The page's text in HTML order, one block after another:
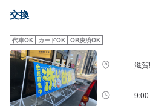
交換
代車OK カードOK QR決済OK
滋